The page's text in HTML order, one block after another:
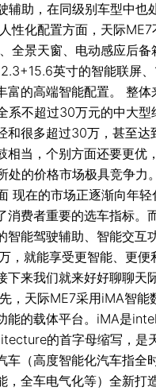
辅助，在同级别车型中也
性化配置方面，天际ME7
全景天窗、电动感应后备
英寸的智能联屏
富的高端智能配置。 整体
系不超过30万元的中大型
和很多超过30万，甚至达
相当，个别方面还要更优
处的价格市场极具竞争力
现在的市场正逐渐向年轻
消费者重要的选车指标。
智能驾驶辅助、智能交互
，就能享受更智能、更便
下来我们就来好好聊聊天
，天际ME7采用iMA智能
能的载体平台。iMA是
的首字母缩写，是
车（高度智能化汽车指全
，全车电气化等）全新打